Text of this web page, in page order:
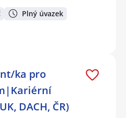
Plný úvazek
ka pro
DACH, ČR)